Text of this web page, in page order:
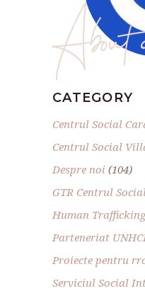
CATEGORY
Centrul Social
Centrul Social
Despre noi (104)
GTR Centrul
Human Trafficking
Parteneriat
Proiecte pentru
Serviciul Social